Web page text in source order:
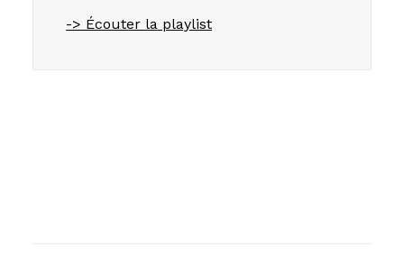
-> Écouter la playlist